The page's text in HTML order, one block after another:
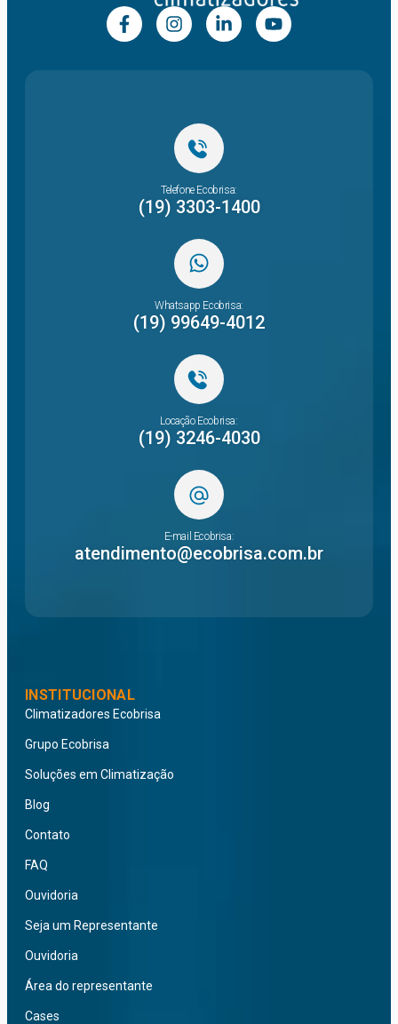
Telefone Ecobrisa:
(19) 3303-1400
Whatsapp Ecobrisa:
(19) 99649-4012
Locação Ecobrisa:
(19) 3246-4030
E-mail Ecobrisa:
atendimento@ecobrisa.com.br
INSTITUCIONAL
Climatizadores Ecobrisa
Grupo Ecobrisa
Soluções em Climatização
Blog
Contato
FAQ
Ouvidoria
Seja um Representante
Ouvidoria
Área do representante
Cases